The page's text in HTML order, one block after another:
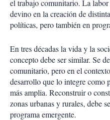
el trabajo comunitario. La
devino en la creación de
políticas, pero también en
En tres décadas la vida y la
concepto debe ser similar. Se
comunitario, pero en el
desarrollo que lo integre como
más amplia. Reconstruir o
zonas urbanas y rurales, debe
programa emergente.